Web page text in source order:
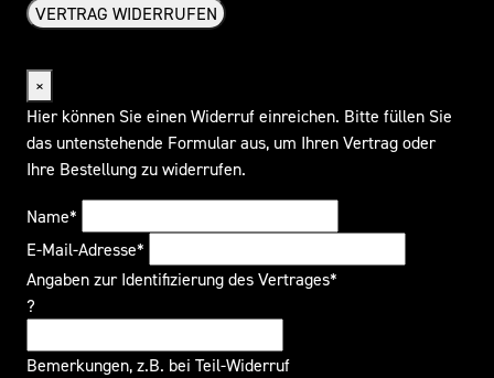
VERTRAG WIDERRUFEN
×
Hier können Sie einen Widerruf einreichen. Bitte füllen Sie
das untenstehende Formular aus, um Ihren Vertrag oder
Ihre Bestellung zu widerrufen.
Name*
E-Mail-Adresse*
Angaben zur Identifizierung des Vertrages*
?
Bemerkungen, z.B. bei Teil-Widerruf